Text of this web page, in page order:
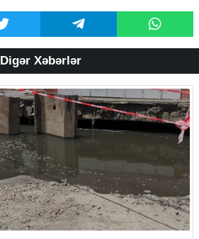
Digər Xəbərlər